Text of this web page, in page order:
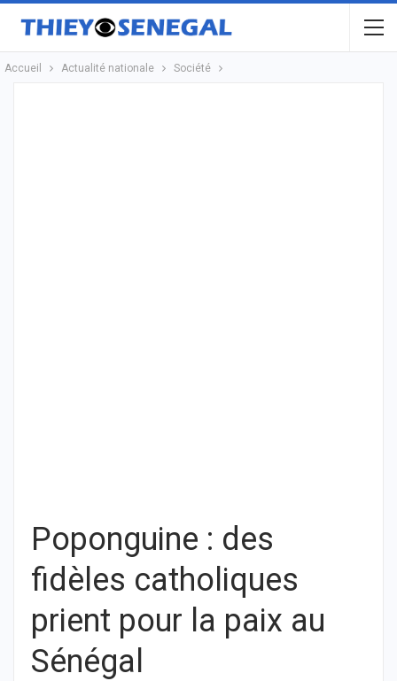
Accueil Actualité nationale Société
Poponguine : des
fidèles catholiques
prient pour la paix au
Sénégal